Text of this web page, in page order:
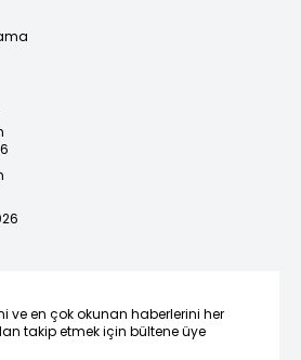
ve en çok okunan haberlerini her
takip etmek için bültene üye